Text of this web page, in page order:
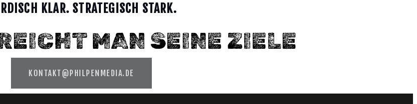
KLAR. STRATEGISCH STARK.
MAN SEINE ZIELE
KONTAKT@PHILPENMEDIA.DE